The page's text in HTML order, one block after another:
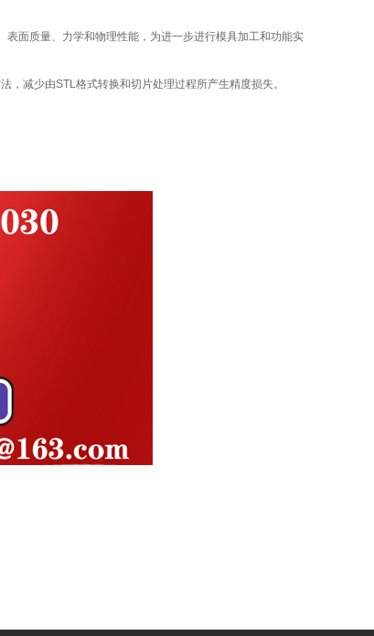
面质量、力学和物理性能，为进一步进行模具加工和功能实
减少由STL格式转换和切片处理过程所产生精度损失。